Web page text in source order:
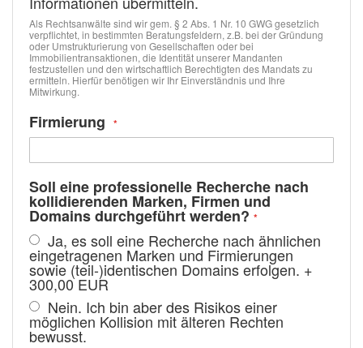
Als Rechtsanwälte sind wir gem. § 2 Abs. 1 Nr. 10 GWG gesetzlich
verpflichtet, in bestimmten Beratungsfeldern, z.B. bei der Gründung
oder Umstrukturierung von Gesellschaften oder bei
Immobilientransaktionen, die Identität unserer Mandanten
festzustellen und den wirtschaftlich Berechtigten des Mandats zu
ermitteln. Hierfür benötigen wir Ihr Einverständnis und Ihre
Mitwirkung.
Firmierung
Soll eine professionelle Recherche nach
kollidierenden Marken, Firmen und
Domains durchgeführt werden?
Ja, es soll eine Recherche nach ähnlichen
eingetragenen Marken und Firmierungen
sowie (teil-)identischen Domains erfolgen. +
300,00 EUR
Nein. Ich bin aber des Risikos einer
möglichen Kollision mit älteren Rechten
bewusst.